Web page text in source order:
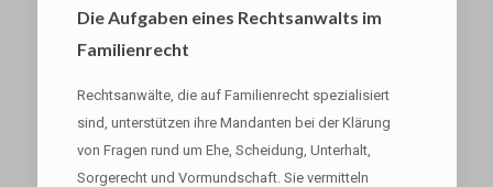
Die Aufgaben eines Rechtsanwalts im
Familienrecht
Rechtsanwälte, die auf Familienrecht spezialisiert
sind, unterstützen ihre Mandanten bei der Klärung
von Fragen rund um Ehe, Scheidung, Unterhalt,
Sorgerecht und Vormundschaft. Sie vermitteln